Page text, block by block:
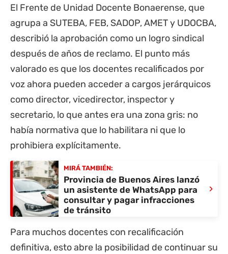
El Frente de Unidad Docente Bonaerense, que
agrupa a SUTEBA, FEB, SADOP, AMET y UDOCBA,
describió la aprobación como un logro sindical
después de años de reclamo. El punto más
valorado es que los docentes recalificados por
voz ahora pueden acceder a cargos jerárquicos
como director, vicedirector, inspector y
secretario, lo que antes era una zona gris: no
había normativa que lo habilitara ni que lo
prohibiera explícitamente.
MIRÁ TAMBIÉN:
Provincia de Buenos Aires lanzó
un asistente de WhatsApp para
consultar y pagar infracciones
de tránsito
›
Para muchos docentes con recalificación
definitiva, esto abre la posibilidad de continuar su